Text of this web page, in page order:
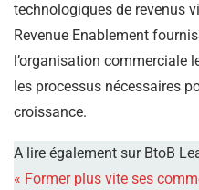
technologiques de revenus
Revenue Enablement
l’organisation commerciale
les processus nécessaires
croissance.
A lire également sur BtoB
« Former plus vite ses